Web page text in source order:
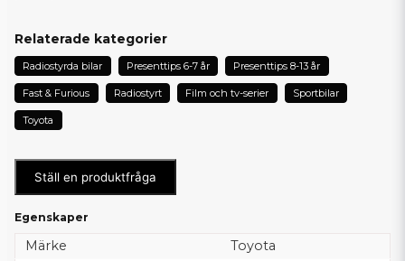
Relaterade kategorier
Radiostyrda bilar Presenttips 6-7 år Presenttips 8-13 år
Fast & Furious Radiostyrt Film och tv-serier Sportbilar
Toyota
Ställ en produktfråga
Egenskaper
Märke
Toyota